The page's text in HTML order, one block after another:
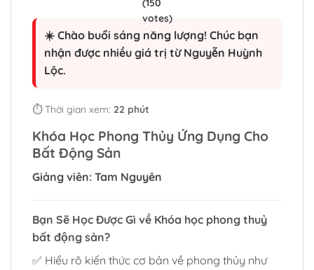
☀️ Chào buổi sáng năng lượng! Chúc bạn
nhận được nhiều giá trị từ Nguyễn Huỳnh
Lộc.
⏱️ Thời gian xem: 22 phút
Khóa Học Phong Thủy Ứng Dụng Cho
Bất Động Sản
Giảng viên: Tam Nguyên
Bạn Sẽ Học Được Gì về Khóa học phong thuỷ
bất động sản?
✅ Hiểu rõ kiến thức cơ bản về phong thủy như